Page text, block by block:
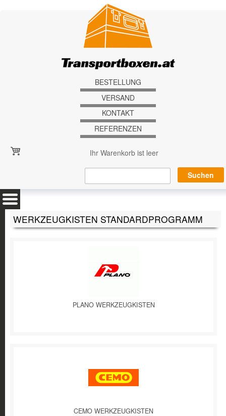
BESTELLUNG
VERSAND
KONTAKT
REFERENZEN
Ihr Warenkorb ist leer
WERKZEUGKISTEN STANDARDPROGRAMM
PLANO WERKZEUGKISTEN
CEMO WERKZEUGKISTEN